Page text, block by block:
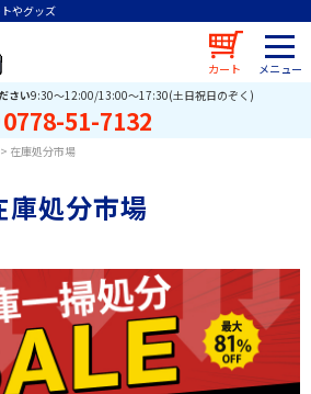
やグッズ
カート
さい9:30～12:00/13:00～17:30(土日祝日のぞく)
0778-51-7132
> 在庫処分市場
庫処分市場